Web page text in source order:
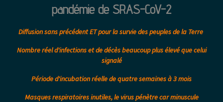
pandémie de SRAS-CoV-2
Diffusion sans précédent ET pour la survie des peuples de la Terre
Nombre réel d'infections et de décès beaucoup plus élevé que celui
signalé
Période d'incubation réelle de quatre semaines à 3 mois
Masques respiratoires inutiles, le virus pénètre car minuscule